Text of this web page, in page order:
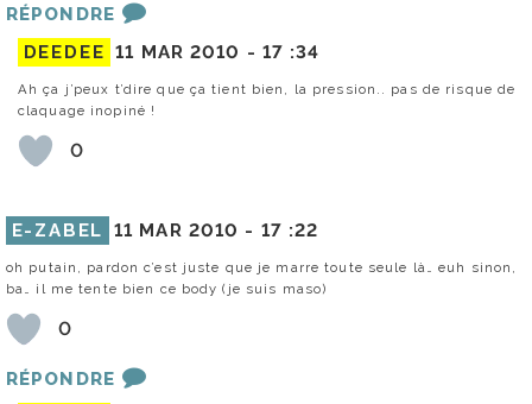
RÉPONDRE
DEEDEE 11 MAR 2010 - 17 :34
Ah ça j’peux t’dire que ça tient bien, la pression.. pas de risque de
claquage inopiné !
0
E-ZABEL 11 MAR 2010 - 17 :22
oh putain, pardon c’est juste que je marre toute seule là… euh sinon,
ba… il me tente bien ce body (je suis maso)
0
RÉPONDRE